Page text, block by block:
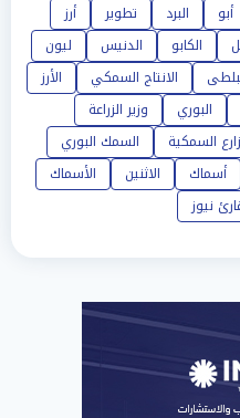
أبو البرد تطوير
أرز
الكابو الدنيس
ليون
الانتاج السمكي
الأرز
البوري
وزير الزراعة
السمكية
السمك البوري
أسماك الاثنين
الأسماك
نيوز